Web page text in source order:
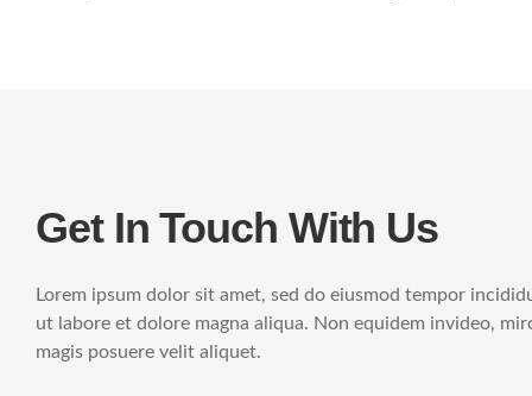
Get In Touch With Us
Lorem ipsum dolor sit amet, sed do eiusmod tempor
ut labore et dolore magna aliqua. Non equidem invideo,
magis posuere velit aliquet.